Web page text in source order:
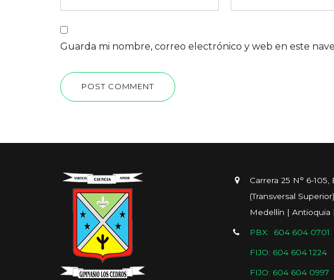
Guarda mi nombre, correo electrónico y web en este
POST COMMENT
Carrera 25 N° 6-105,
(Transversal
Medellín | Antioquia
PBX: 604 604 0701
FIJO: 604 604 1224
FIJO: 604 604 0997